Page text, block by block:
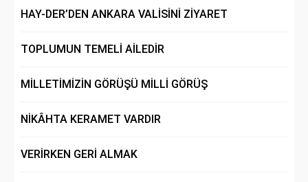
HAY-DER’DEN ANKARA VALİSİNİ ZİYARET
TOPLUMUN TEMELİ AİLEDİR
MİLLETİMİZİN GÖRÜŞÜ MİLLİ GÖRÜŞ
NİKÂHTA KERAMET VARDIR
VERİRKEN GERİ ALMAK